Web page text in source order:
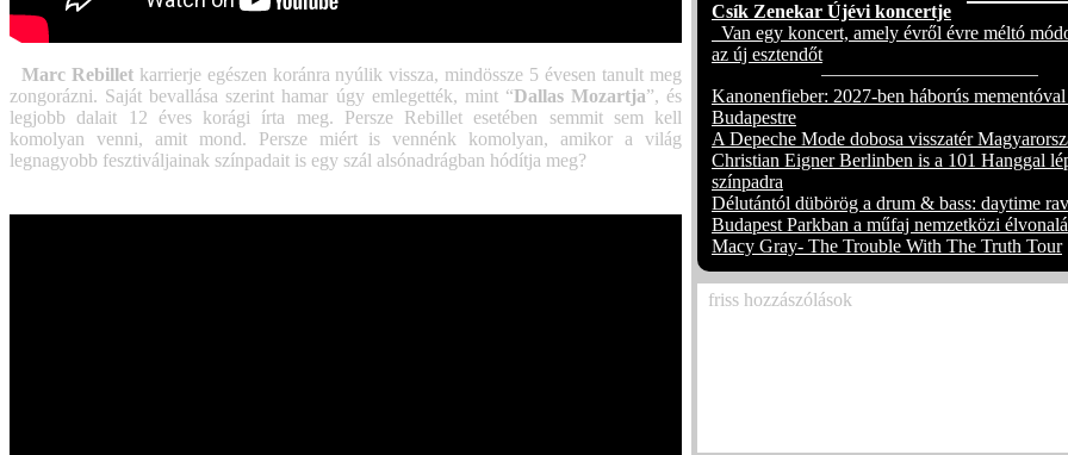
Marc Rebilletkarrierje egészen koránra nyúlik vissza, mindössze 5 évesen tanult meg
zongorázni. Saját bevallása szerint hamar úgy emlegették, mint “Dallas Mozartja”, és
legjobb dalait 12 éves korági írta meg. Persze Rebillet esetében semmit sem kell
komolyan venni, amit mond. Persze miért is vennénk komolyan, amikor a világ
legnagyobb fesztiváljainak színpadait is egy szál alsónadrágban hódítja meg?
Csík Zenekar Újévi koncertje
Van egy koncert, amely évről évre méltó
az új esztendőt
Kanonenfieber: 2027-ben háborús
Budapestre
A Depeche Mode dobosa visszatér
Christian Eigner Berlinben is a 101 Hanggal
színpadra
Délutántól dübörög a drum & bass: daytime
Budapest Parkban a műfaj nemzetközi
Macy Gray- The Trouble With The Truth Tour
friss hozzászólások